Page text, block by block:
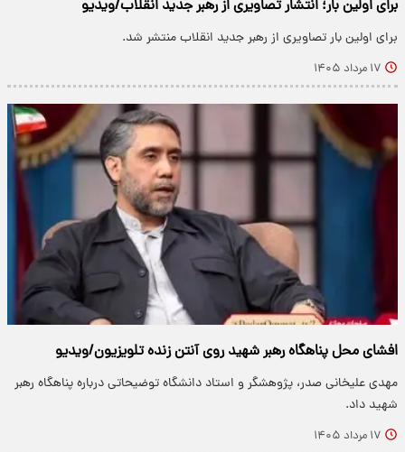
برای اولین بار؛ انتشار تصاویری از رهبر جدید انقلاب/ویدیو
برای اولین بار تصاویری از رهبر جدید انقلاب منتشر شد.
۱۷ مرداد ۱۴۰۵
افشای محل پناهگاه‌ رهبر شهید روی آنتن زنده تلویزیون/ویدیو
مهدی علیخانی صدر، پژوهشگر و استاد دانشگاه توضیحاتی درباره پناهگاه‌ رهبر
شهید داد.
۱۷ مرداد ۱۴۰۵